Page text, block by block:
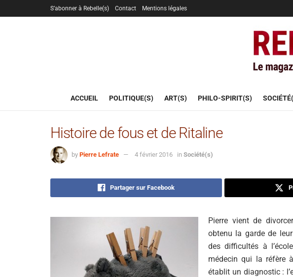
S’abonner à Rebelle(s) Contact Mentions légales
ACCUEIL POLITIQUE(S) ART(S) PHILO-SPIRIT(S)
Histoire de fous et de Ritaline
by Pierre Lefrate 4 février 2016 in Société(s)
Partager sur Facebook
Pierre vient de
obtenu la garde de
des difficultés à
médecin qui la réfère
établit un diagnostic :